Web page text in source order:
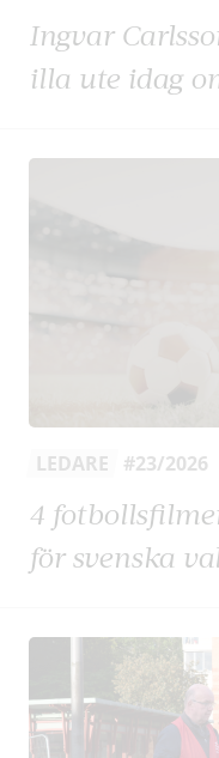
Ingvar
illa ute idag
LEDARE #23/2026
4
för svenska